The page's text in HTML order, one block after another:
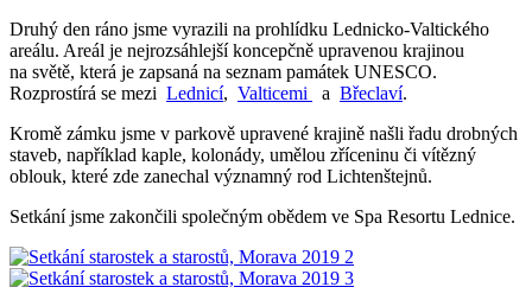
Druhý den ráno jsme vyrazili na prohlídku Lednicko-Valtického
areálu. Areál je nejrozsáhlejší koncepčně upravenou krajinou
na světě, která je zapsaná na seznam památek UNESCO.
Rozprostírá se mezi Lednicí, Valticemi a Břeclaví.
Kromě zámku jsme v parkově upravené krajině našli řadu drobných
staveb, například kaple, kolonády, umělou zříceninu či vítězný
oblouk, které zde zanechal významný rod Lichtenštejnů.
Setkání jsme zakončili společným obědem ve Spa Resortu Lednice.